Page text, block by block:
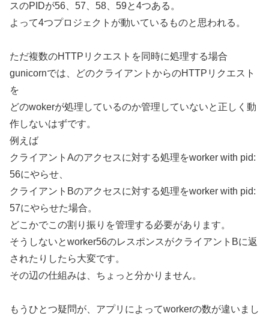
スのPIDが56、57、58、59と4つある。
よって4つプロジェクトが動いているものと思われる。
ただ複数のHTTPリクエストを同時に処理する場合
gunicornでは、どのクライアントからのHTTPリクエスト
を
どのwokerが処理しているのか管理していないと正しく動
作しないはずです。
例えば
クライアントAのアクセスに対する処理をworker with pid:
56にやらせ、
クライアントBのアクセスに対する処理をworker with pid:
57にやらせた場合。
どこかでこの割り振りを管理する必要があります。
そうしないとworker56のレスポンスがクライアントBに返
されたりしたら大変です。
その辺の仕組みは、ちょっと分かりません。
もうひとつ疑問が、アプリによってworkerの数が違いまし